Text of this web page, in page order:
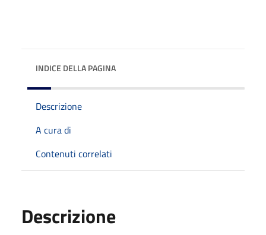
INDICE DELLA PAGINA
Descrizione
A cura di
Contenuti correlati
Descrizione